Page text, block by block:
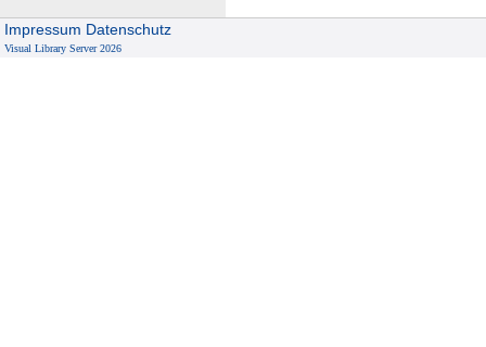
Impressum Datenschutz
Visual Library Server 2026